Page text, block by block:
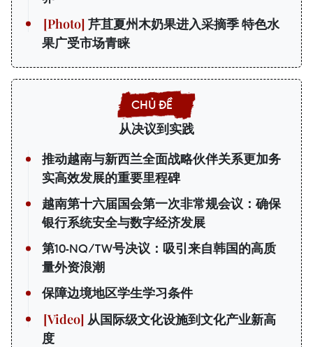
芹苴夏州木奶果进入采摘季 特色水
果广受市场青睐
从决议到实践
推动越南与新西兰全面战略伙伴关系更加务
实高效发展的重要里程碑
越南第十六届国会第一次非常规会议：确保
银行系统安全与数字经济发展
第10-NQ/TW号决议：吸引来自韩国的高质
量外资浪潮
保障边境地区学生学习条件
从国际级文化设施到文化产业新高
度